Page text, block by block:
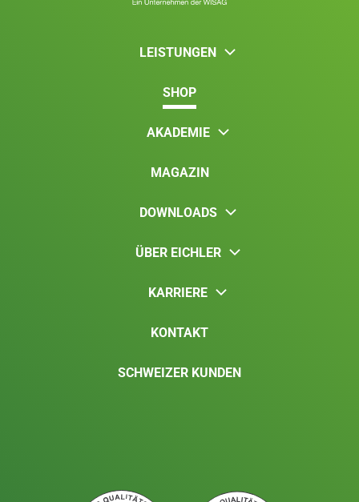
LEISTUNGEN
SHOP
AKADEMIE
MAGAZIN
DOWNLOADS
ÜBER EICHLER
KARRIERE
KONTAKT
SCHWEIZER KUNDEN